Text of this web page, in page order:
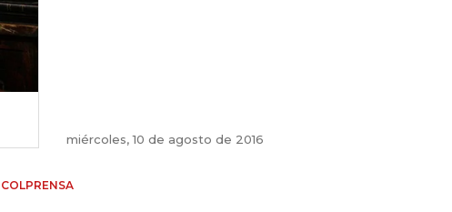
miércoles, 10 de agosto de 2016
COLPRENSA